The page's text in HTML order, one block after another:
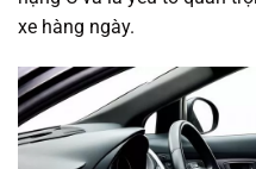
xe hàng ngày.